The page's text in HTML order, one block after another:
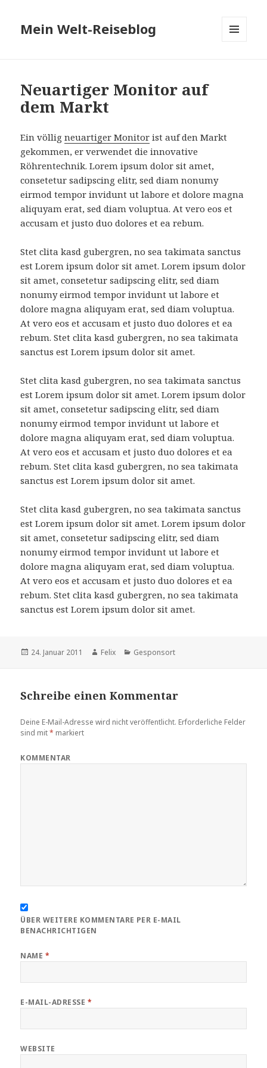
Mein Welt-Reiseblog
Neuartiger Monitor auf
dem Markt
Ein völligneuartiger Monitor ist auf den Markt
gekommen, er verwendet die innovative
Röhrentechnik. Lorem ipsum dolor sit amet,
consetetur sadipscing elitr, sed diam nonumy
eirmod tempor invidunt ut labore et dolore magna
aliquyam erat, sed diam voluptua. At vero eos et
accusam et justo duo dolores et ea rebum.
Stet clita kasd gubergren, no sea takimata sanctus
est Lorem ipsum dolor sit amet. Lorem ipsum dolor
sit amet, consetetur sadipscing elitr, sed diam
nonumy eirmod tempor invidunt ut labore et
dolore magna aliquyam erat, sed diam voluptua.
At vero eos et accusam et justo duo dolores et ea
rebum. Stet clita kasd gubergren, no sea takimata
sanctus est Lorem ipsum dolor sit amet.
Stet clita kasd gubergren, no sea takimata sanctus
est Lorem ipsum dolor sit amet. Lorem ipsum dolor
sit amet, consetetur sadipscing elitr, sed diam
nonumy eirmod tempor invidunt ut labore et
dolore magna aliquyam erat, sed diam voluptua.
At vero eos et accusam et justo duo dolores et ea
rebum. Stet clita kasd gubergren, no sea takimata
sanctus est Lorem ipsum dolor sit amet.
Stet clita kasd gubergren, no sea takimata sanctus
est Lorem ipsum dolor sit amet. Lorem ipsum dolor
sit amet, consetetur sadipscing elitr, sed diam
nonumy eirmod tempor invidunt ut labore et
dolore magna aliquyam erat, sed diam voluptua.
At vero eos et accusam et justo duo dolores et ea
rebum. Stet clita kasd gubergren, no sea takimata
sanctus est Lorem ipsum dolor sit amet.
Veröffentlicht
24. Januar 2011 Autor
Felix Kategorien
Gesponsort
Schreibe einen Kommentar
Deine E-Mail-Adresse wird nicht veröffentlicht. Erforderliche Felder
sind mit* markiert
KOMMENTAR
ÜBER WEITERE KOMMENTARE PER E-MAIL
BENACHRICHTIGEN
NAME *
E-MAIL-ADRESSE *
WEBSITE